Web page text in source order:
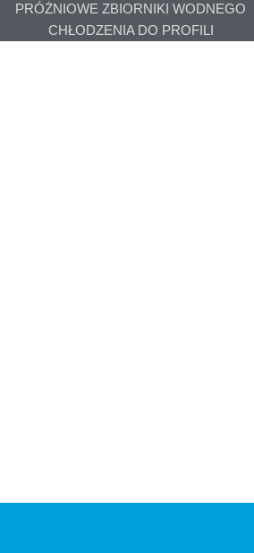
PRÓŻNIOWE ZBIORNIKI WODNEGO
CHŁODZENIA DO PROFILI